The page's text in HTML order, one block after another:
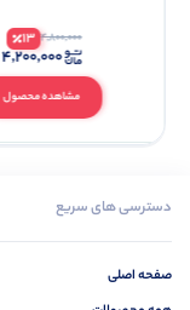
مشاهده محصول
4,800,000
13
۴,۲۰۰,۰۰۰
دسترسی های سریع
صفحه اصلی